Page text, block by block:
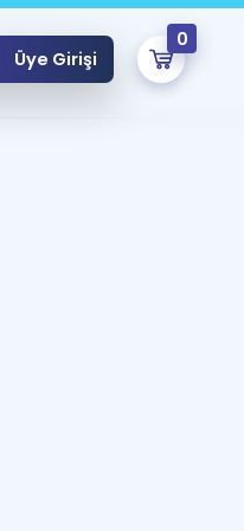
Üye Girişi
0
eğitim seni bekliyor!